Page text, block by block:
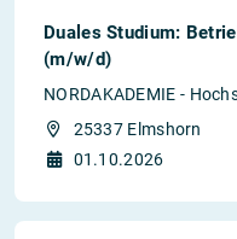
Duales Studium:
(m/w/d)
NORDAKADEMIE -
25337 Elmshorn
01.10.2026